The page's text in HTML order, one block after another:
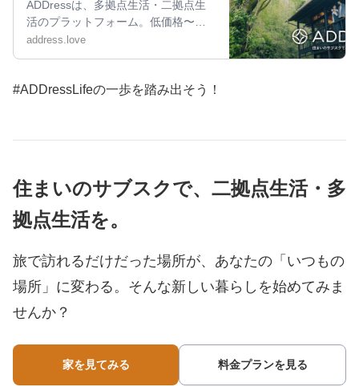
ADDressは、多拠点生活・二拠点生
活のプラットフォーム。低価格〜充
実プランまで、複数のプランをご用
address.love
#ADDressLifeの一歩を踏み出そう！
住まいのサブスクで、二拠点生活・多
拠点生活を。
旅で訪れるだけだった場所が、あなたの「いつもの
場所」に変わる。 そんな新しい暮らしを始めてみま
せんか？
家を見てみる 料金プランを見る